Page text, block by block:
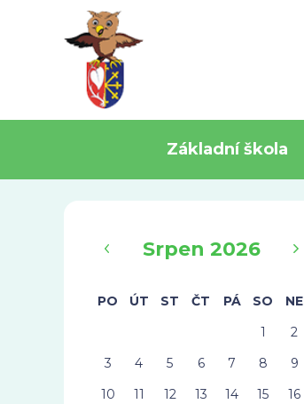
Základní škola
Srpen 2026
PO ÚT ST ČT PÁ SO
NE
1
2
3
4 5 6 7 8
9
10
11 12 13 14 15
16